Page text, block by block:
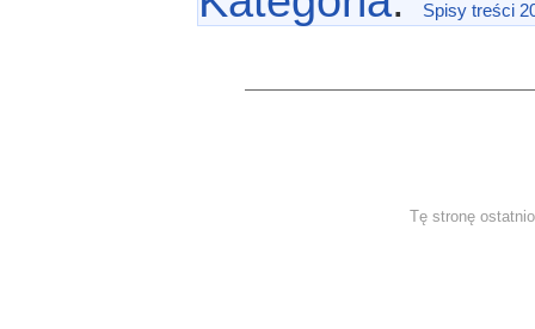
Spisy treści
Tę stronę